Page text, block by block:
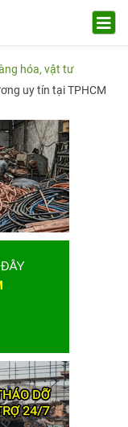
hóa, vật tư
uy tín tại TPHCM